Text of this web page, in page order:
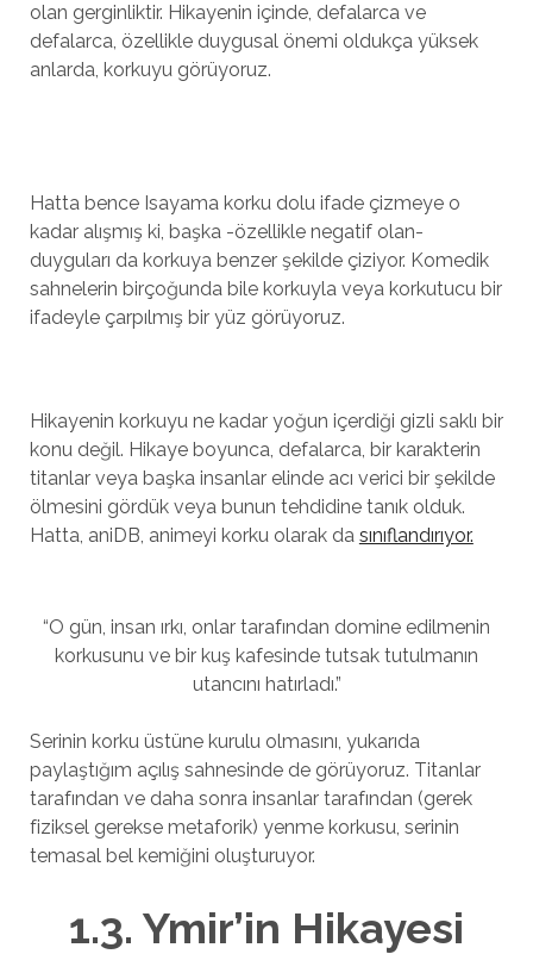
olan gerginliktir. Hikayenin içinde, defalarca ve
defalarca, özellikle duygusal önemi oldukça yüksek
anlarda, korkuyu görüyoruz.
Hatta bence Isayama korku dolu ifade çizmeye o
kadar alışmış ki, başka -özellikle negatif olan-
duyguları da korkuya benzer şekilde çiziyor. Komedik
sahnelerin birçoğunda bile korkuyla veya korkutucu bir
ifadeyle çarpılmış bir yüz görüyoruz.
Hikayenin korkuyu ne kadar yoğun içerdiği gizli saklı bir
konu değil. Hikaye boyunca, defalarca, bir karakterin
titanlar veya başka insanlar elinde acı verici bir şekilde
ölmesini gördük veya bunun tehdidine tanık olduk.
Hatta, aniDB, animeyi korku olarak da sınıflandırıyor.
“O gün, insan ırkı, onlar tarafından domine edilmenin
korkusunu ve bir kuş kafesinde tutsak tutulmanın
utancını hatırladı.”
Serinin korku üstüne kurulu olmasını, yukarıda
paylaştığım açılış sahnesinde de görüyoruz. Titanlar
tarafından ve daha sonra insanlar tarafından (gerek
fiziksel gerekse metaforik) yenme korkusu, serinin
temasal bel kemiğini oluşturuyor.
1.3. Ymir’in Hikayesi